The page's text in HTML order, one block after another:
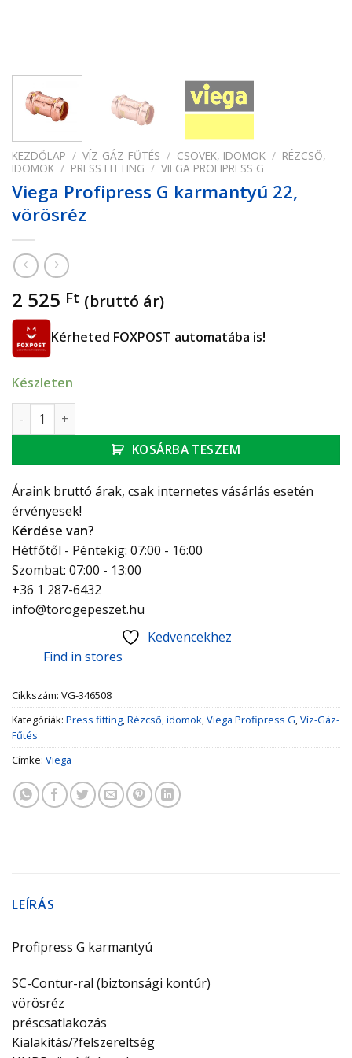
KEZDŐLAP / VÍZ-GÁZ-FŰTÉS / CSÖVEK, IDOMOK / RÉZCSŐ,
IDOMOK / PRESS FITTING / VIEGA PROFIPRESS G
Viega Profipress G karmantyú 22,
vörösréz
2 525 Ft (bruttó ár)
Kérheted FOXPOST automatába is!
Készleten
Viega Profipress G karmantyú 22, vörösréz mennyiség
KOSÁRBA TESZEM
Áraink bruttó árak, csak internetes vásárlás esetén
érvényesek!
Kérdése van?
Hétfőtől - Péntekig: 07:00 - 16:00
Szombat: 07:00 - 13:00
+36 1 287-6432
info@torogepeszet.hu
Kedvencekhez
Find in stores
Cikkszám: VG-346508
Kategóriák: Press fitting,Rézcső, idomok,Viega Profipress G,Víz-Gáz-
Fűtés
Címke: Viega
LEÍRÁS
Profipress G karmantyú
SC-Contur-ral (biztonsági kontúr)
vörösréz
préscsatlakozás
Kialakítás/?felszereltség